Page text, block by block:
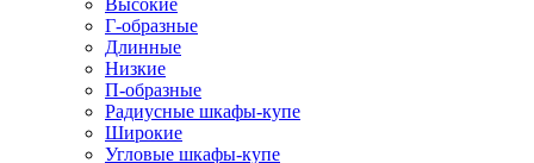
Высокие
Г-образные
Длинные
Низкие
П-образные
Радиусные шкафы-купе
Широкие
Угловые шкафы-купе